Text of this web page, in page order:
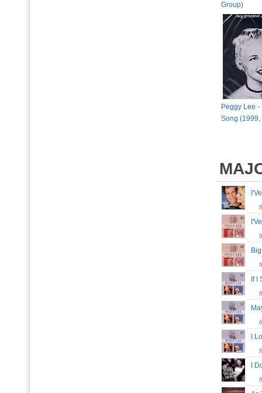
Group)
Peggy Lee -
Song (1999,
If
I
I